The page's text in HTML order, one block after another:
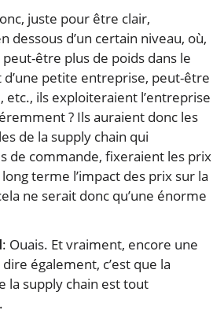
juste pour être clair,
dessous d’un certain niveau, où,
peut-être plus de poids dans le
d’une petite entreprise, peut-être
etc., ils exploiteraient l’entreprise
? Ils auraient donc les
de la supply chain qui
de commande, fixeraient les prix
terme l’impact des prix sur la
ne serait donc qu’une énorme
: Ouais. Et vraiment, encore une
également, c’est que la
la supply chain est tout